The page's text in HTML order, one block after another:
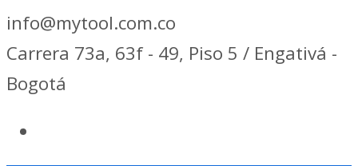
info@mytool.com.co
Carrera 73a, 63f - 49, Piso 5 / Engativá -
Bogotá